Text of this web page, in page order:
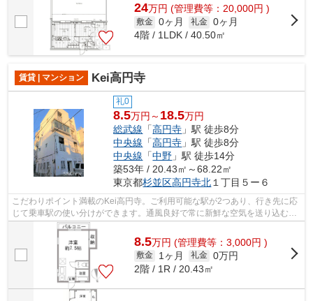
24万円 (管理費等：20,000円 )
敷金 0ヶ月 礼金 0ヶ月
4階 / 1LDK / 40.50㎡
賃貸 | マンション Kei高円寺
礼0
8.5万円～ 18.5万円
総武線 「高円寺 」駅 徒歩8分
中央線 「高円寺 」駅 徒歩8分
中央線 「中野 」駅 徒歩14分
築53年 / 20.43㎡～68.22㎡
東京都杉並区高円寺北１丁目５ー６
こだわりポイント満載のKei高円寺。ご利用可能な駅が2つあり、行き先に応
じて乗車駅の使い分けができます。通風良好で常に新鮮な空気を送り込むマ
ンションをご案内します。築年数は経...
8.5万円 (管理費等：3,000円 )
敷金 1ヶ月 礼金 0万円
2階 / 1R / 20.43㎡